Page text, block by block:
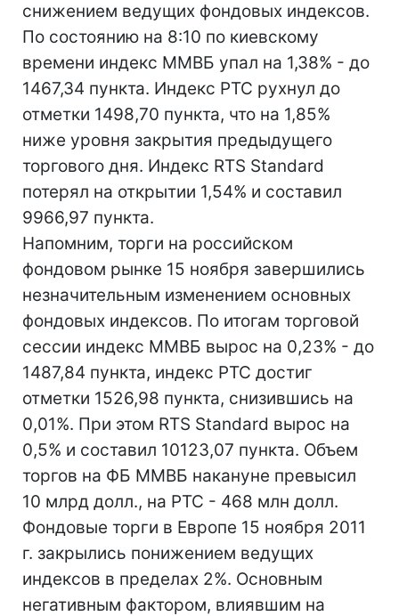
снижением ведущих фондовых индексов.
По состоянию на 8:10 по киевскому
времени индекс ММВБ упал на 1,38% - до
1467,34 пункта. Индекс РТС рухнул до
отметки 1498,70 пункта, что на 1,85%
ниже уровня закрытия предыдущего
торгового дня. Индекс RTS Standard
потерял на открытии 1,54% и составил
9966,97 пункта.
Напомним, торги на российском
фондовом рынке 15 ноября завершились
незначительным изменением основных
фондовых индексов. По итогам торговой
сессии индекс ММВБ вырос на 0,23% - до
1487,84 пункта, индекс РТС достиг
отметки 1526,98 пункта, снизившись на
0,01%. При этом RTS Standard вырос на
0,5% и составил 10123,07 пункта. Объем
торгов на ФБ ММВБ накануне превысил
10 млрд долл., на РТС - 468 млн долл.
Фондовые торги в Европе 15 ноября 2011
г. закрылись понижением ведущих
индексов в пределах 2%. Основным
негативным фактором, влиявшим на